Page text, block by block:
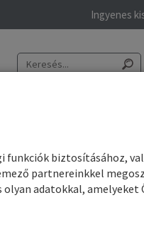
Ingyenes
funkciók biztosításához,
partnereinkkel
adatokkal, amelyeket